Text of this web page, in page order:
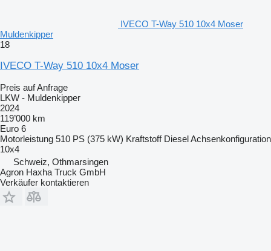
IVECO T-Way 510 10x4 Moser
Muldenkipper
18
IVECO T-Way 510 10x4 Moser
Preis auf Anfrage
LKW - Muldenkipper
2024
119’000 km
Euro 6
Motorleistung 510 PS (375 kW) Kraftstoff DieselAchsenkonfiguration
10x4
Schweiz, Othmarsingen
Agron Haxha Truck GmbH
Verkäufer kontaktieren